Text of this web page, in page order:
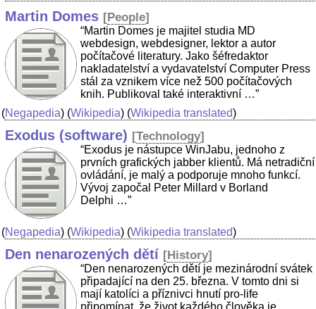
Martin Domes [People]
“Martin Domes je majitel studia MD
webdesign, webdesigner, lektor a autor
počítačové literatury. Jako šéfredaktor
nakladatelství a vydavatelství Computer Press
stál za vznikem více než 500 počítačových
knih. Publikoval také interaktivní …”
(Negapedia) (Wikipedia) (Wikipedia translated)
Exodus (software) [Technology]
“Exodus je nástupce WinJabu, jednoho z
prvních grafických jabber klientů. Má netradiční
ovládání, je malý a podporuje mnoho funkcí.
Vývoj započal Peter Millard v Borland
Delphi …”
(Negapedia) (Wikipedia) (Wikipedia translated)
Den nenarozených dětí [History]
“Den nenarozených dětí je mezinárodní svátek
připadající na den 25. března. V tomto dni si
mají katolíci a příznivci hnutí pro-life